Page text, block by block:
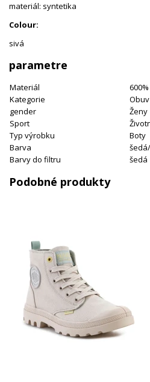
materiál: syntetika
Colour:
sivá
parametre
Materiál
Kategorie
Obuv
gender
Ženy
Sport
Typ výrobku
Boty
Barva
Barvy do filtru
šedá
Podobné produkty